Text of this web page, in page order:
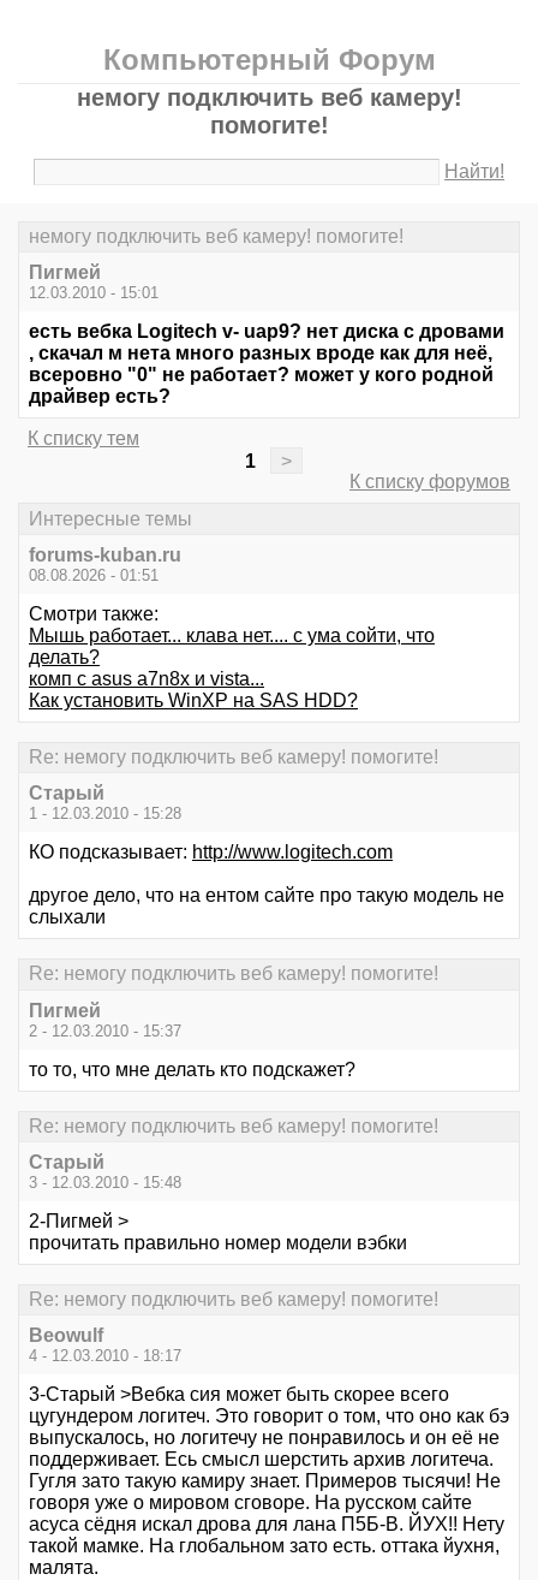
Компьютерный Форум
немогу подключить веб камеру!
помогите!
Найти!
немогу подключить веб камеру! помогите!
Пигмей
12.03.2010 - 15:01
есть вебка Logitech v- uap9? нет диска с дровами
, скачал м нета много разных вроде как для неё,
всеровно "0" не работает? может у кого родной
драйвер есть?
К списку тем
1
>
К списку форумов
Интересные темы
forums-kuban.ru
08.08.2026 - 01:51
Смотри также:
Мышь работает... клава нет.... с ума сойти, что
делать?
комп c asus a7n8x и vista...
Как установить WinXP на SAS HDD?
Re: немогу подключить веб камеру! помогите!
Старый
1 - 12.03.2010 - 15:28
КО подсказывает: http://www.logitech.com
другое дело, что на ентом сайте про такую модель не
слыхали
Re: немогу подключить веб камеру! помогите!
Пигмей
2 - 12.03.2010 - 15:37
то то, что мне делать кто подскажет?
Re: немогу подключить веб камеру! помогите!
Старый
3 - 12.03.2010 - 15:48
2-Пигмей >
прочитать правильно номер модели вэбки
Re: немогу подключить веб камеру! помогите!
Beowulf
4 - 12.03.2010 - 18:17
3-Старый >Вебка сия может быть скорее всего
цугундером логитеч. Это говорит о том, что оно как бэ
выпускалось, но логитечу не понравилось и он её не
поддерживает. Есь смысл шерстить архив логитеча.
Гугля зато такую камиру знает. Примеров тысячи! Не
говоря уже о мировом сговоре. На русском сайте
асуса сёдня искал дрова для лана П5Б-В. ЙУХ!! Нету
такой мамке. На глобальном зато есть. оттака йухня,
малята.